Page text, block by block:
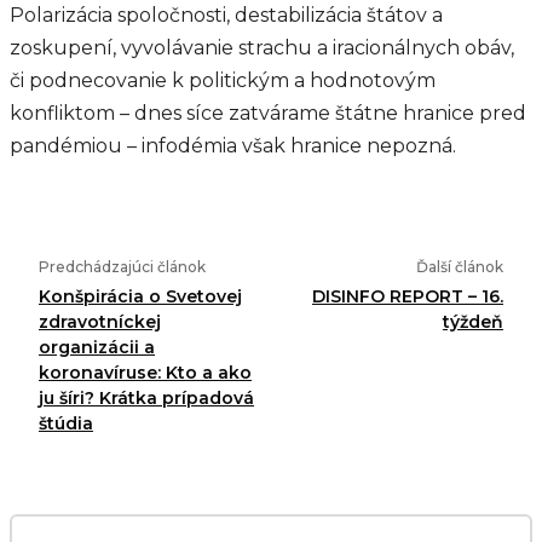
Polarizácia spoločnosti, destabilizácia štátov a
zoskupení, vyvolávanie strachu a iracionálnych obáv,
či podnecovanie k politickým a hodnotovým
konfliktom – dnes síce zatvárame štátne hranice pred
pandémiou – infodémia však hranice nepozná.
Predchádzajúci článok
Konšpirácia o Svetovej
zdravotníckej
organizácii a
koronavíruse: Kto a ako
ju šíri? Krátka prípadová
štúdia
Ďalší článok
DISINFO REPORT – 16.
týždeň